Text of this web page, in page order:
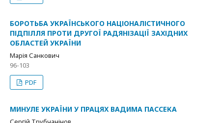
БОРОТЬБА УКРАЇНСЬКОГО НАЦІОНАЛІСТИЧНОГО
ПІДПІЛЛЯ ПРОТИ ДРУГОЇ РАДЯНІЗАЦІЇ ЗАХІДНИХ
ОБЛАСТЕЙ УКРАЇНИ
Марія Санкович
96-103
PDF
МИНУЛЕ УКРАЇНИ У ПРАЦЯХ ВАДИМА ПАССЕКА